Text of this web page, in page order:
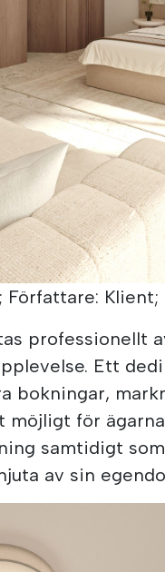
Klient;
professionellt
Ett
bokningar,
för
samtidigt
av sin